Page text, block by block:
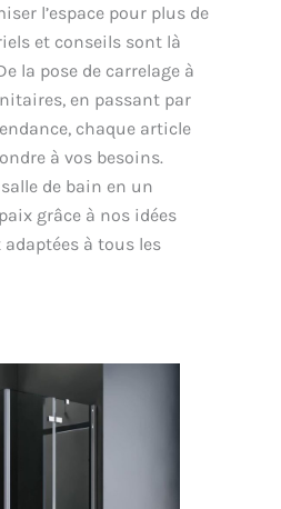
l’espace pour plus de
et conseils sont là
la pose de carrelage à
en passant par
chaque article
à vos besoins.
de bain en un
grâce à nos idées
à tous les